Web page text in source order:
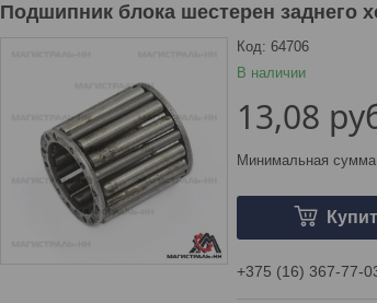
Подшипник блока шестерен заднего
В наличии
Код: 64706
13,08
Минимальная
+375 (16) 367-77-